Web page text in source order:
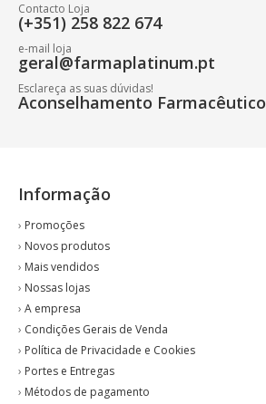
Contacto Loja
(+351) 258 822 674
e-mail loja
geral@farmaplatinum.pt
Esclareça as suas dúvidas!
Aconselhamento Farmacêutico
Informação
› Promoções
› Novos produtos
› Mais vendidos
› Nossas lojas
› A empresa
› Condições Gerais de Venda
› Política de Privacidade e Cookies
› Portes e Entregas
› Métodos de pagamento